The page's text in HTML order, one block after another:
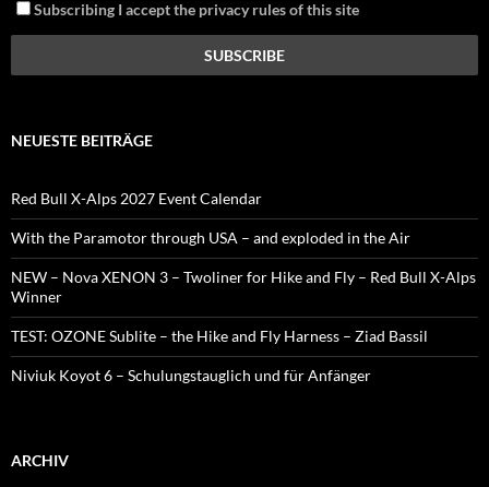
Subscribing I accept the privacy rules of this site
NEUESTE BEITRÄGE
Red Bull X-Alps 2027 Event Calendar
With the Paramotor through USA – and exploded in the Air
NEW – Nova XENON 3 – Twoliner for Hike and Fly – Red Bull X-Alps
Winner
TEST: OZONE Sublite – the Hike and Fly Harness – Ziad Bassil
Niviuk Koyot 6 – Schulungstauglich und für Anfänger
ARCHIV